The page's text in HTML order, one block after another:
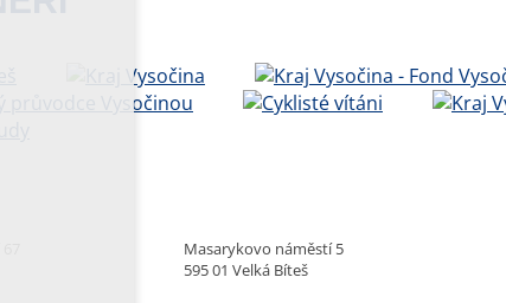
Masarykovo náměstí 5
595 01 Velká Bíteš